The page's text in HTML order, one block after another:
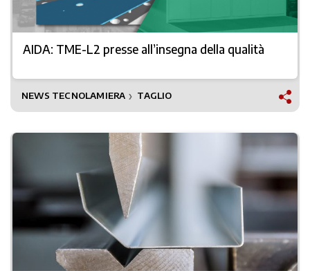
AIDA: TME-L2 presse all’insegna della qualità
NEWS TECNOLAMIERA ❯ TAGLIO